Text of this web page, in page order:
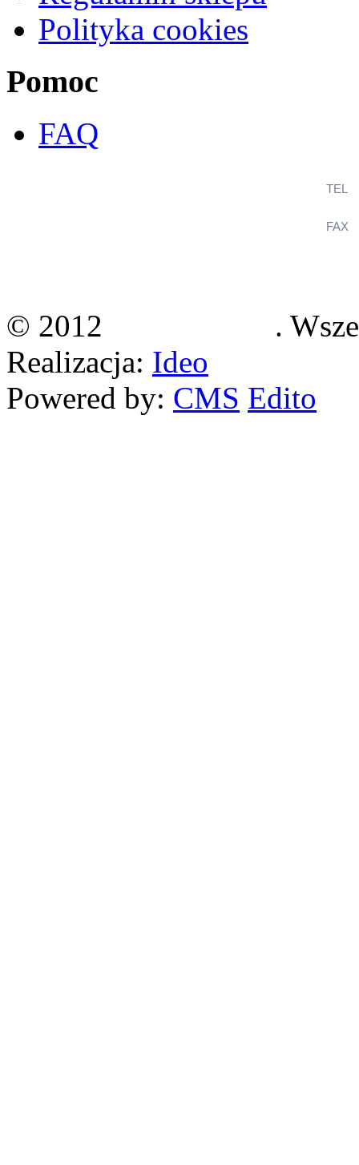
Polityka cookies
Pomoc
FAQ
TEL
FAX
© 2012
.
Realizacja: Ideo
Powered by: CMS Edito